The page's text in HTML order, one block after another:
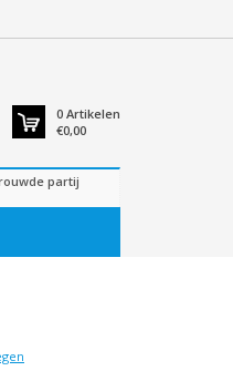
0 Artikelen
€0,00
partij